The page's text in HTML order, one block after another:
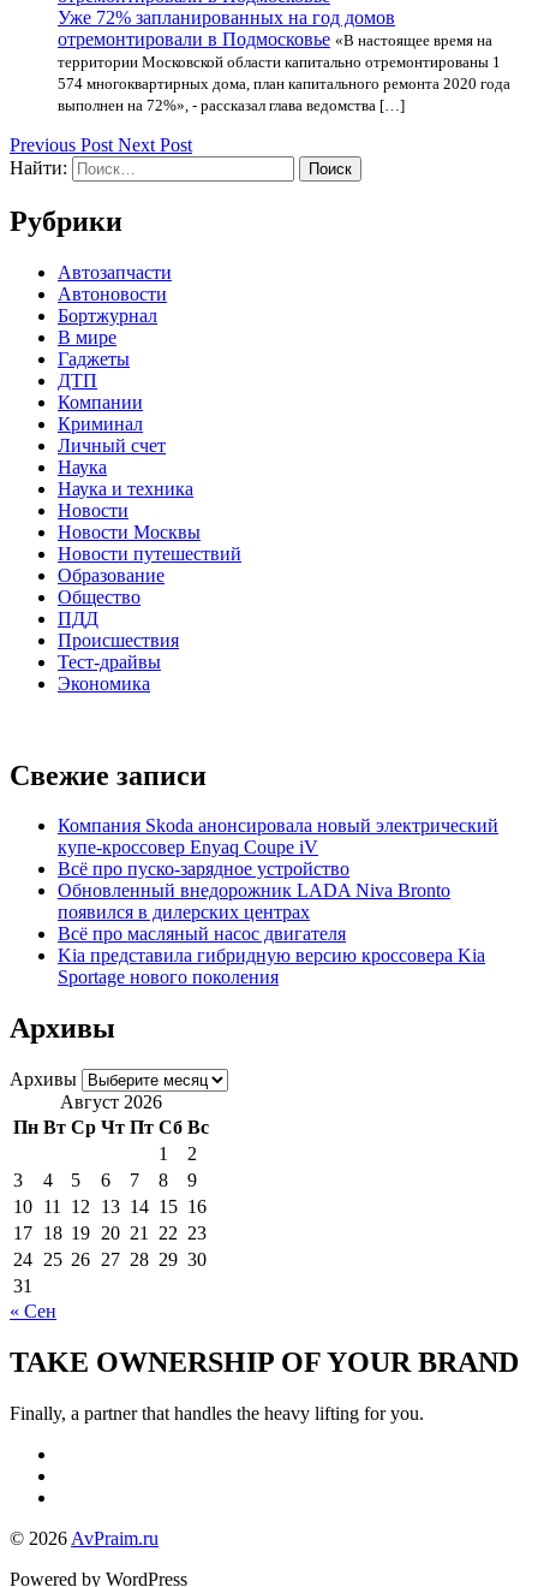
Уже 72% запланированных на год домов
отремонтировали в Подмосковье «В настоящее время на
территории Московской области капитально отремонтированы 1
574 многоквартирных дома, план капитального ремонта 2020 года
выполнен на 72%», - рассказал глава ведомства […]
Previous Post Next Post
Найти:
Рубрики
Автозапчасти
Автоновости
Бортжурнал
В мире
Гаджеты
ДТП
Компании
Криминал
Личный счет
Наука
Наука и техника
Новости
Новости Москвы
Новости путешествий
Образование
Общество
ПДД
Происшествия
Тест-драйвы
Экономика
Свежие записи
Компания Skoda анонсировала новый электрический
купе-кроссовер Enyaq Coupe iV
Всё про пуско-зарядное устройство
Обновленный внедорожник LADA Niva Bronto
появился в дилерских центрах
Всё про масляный насос двигателя
Kia представила гибридную версию кроссовера Kia
Sportage нового поколения
Архивы
Архивы
Август 2026
Пн Вт Ср Чт Пт Сб Вс
1
2
3
4 5 6 7 8
9
10 11 12 13 14 15 16
17 18 19 20 21 22 23
24 25 26 27 28 29 30
31
« Сен
TAKE OWNERSHIP OF YOUR BRAND
Finally, a partner that handles the heavy lifting for you.
© 2026 AvPraim.ru
Powered by WordPress